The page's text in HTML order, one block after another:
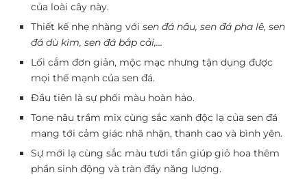
của loài cây này.
Thiết kế nhẹ nhàng với sen đá nâu, sen đá pha lê, sen
đá dù kim, sen đá bắp cải,…
Lối cắm đơn giản, mộc mạc nhưng tận dụng được
mọi thế mạnh của sen đá.
Đầu tiên là sự phối màu hoàn hảo.
Tone nâu trầm mix cùng sắc xanh độc lạ của sen đá
mang tới cảm giác nhã nhặn, thanh cao và bình yên.
Sự mới lạ cùng sắc màu tươi tắn giúp giỏ hoa thêm
phần sinh động và tràn đầy năng lượng.